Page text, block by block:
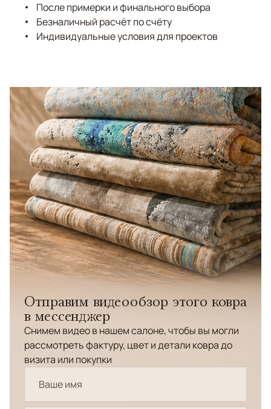
После примерки и финального выбора
Безналичный расчёт по счёту
Индивидуальные условия для проектов
Отправим видеообзор этого ковра
в мессенджер
Снимем видео в нашем салоне, чтобы вы могли
рассмотреть фактуру, цвет и детали ковра до
визита или покупки